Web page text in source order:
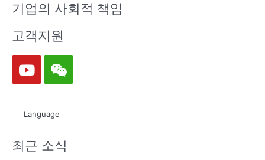
기업의 사회적 책임
고객지원
Y
o
u
e
W
e
i
n
Language
최근 소식